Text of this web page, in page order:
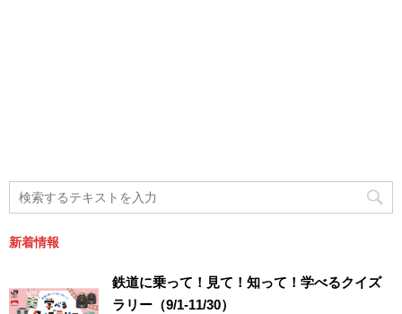
新着情報
鉄道に乗って！見て！知って！学べるクイズ
ラリー（9/1-11/30）